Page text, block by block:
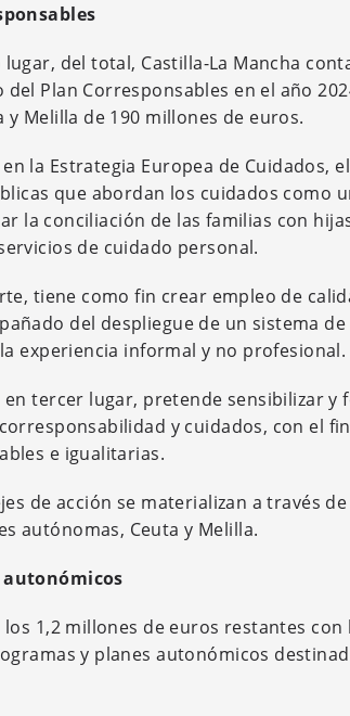
lugar, del total, Castilla-La Mancha
Plan Corresponsables en el año
y Melilla de 190 millones de euros.
la Estrategia Europea de Cuidados,
que abordan los cuidados como
la conciliación de las familias con
de cuidado personal.
tiene como fin crear empleo de
del despliegue de un sistema
experiencia informal y no profesional.
en tercer lugar, pretende sensibilizar
y cuidados, con el
e igualitarias.
de acción se materializan a través
autónomas, Ceuta y Melilla.
autonómicos
los 1,2 millones de euros restantes
y planes autonómicos